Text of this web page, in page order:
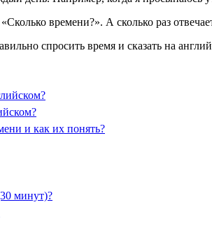
времени?». А сколько раз
спросить время и сказать на
и как их понять?
минут)?